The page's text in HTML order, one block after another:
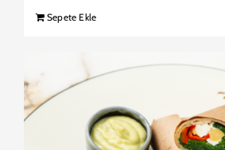
Sepete Ekle